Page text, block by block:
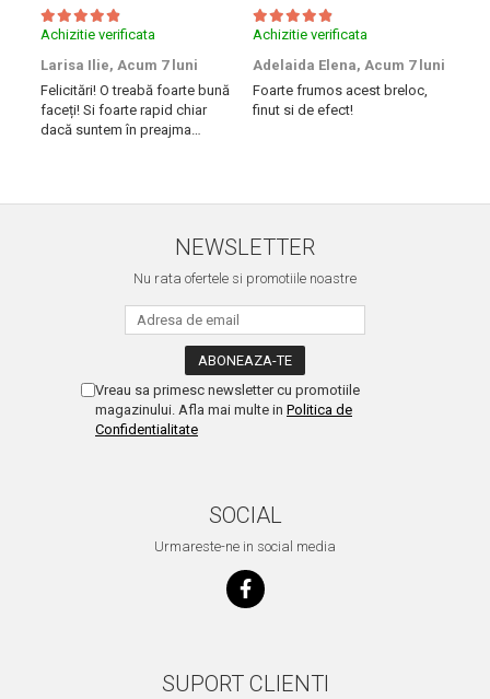
Achizitie verificata
Larisa Ilie, Acum 7 luni
Felicitări! O treabă foarte bună
faceți! Si foarte rapid chiar
dacă suntem în preajma
Achizitie verificata
Adelaida Elena, Acum 7 luni
Foarte frumos acest breloc,
finut si de efect!
NEWSLETTER
Nu rata ofertele si promotiile noastre
Vreau sa primesc newsletter cu promotiile
magazinului. Afla mai multe in Politica de
Confidentialitate
SOCIAL
Urmareste-ne in social media
SUPORT CLIENTI